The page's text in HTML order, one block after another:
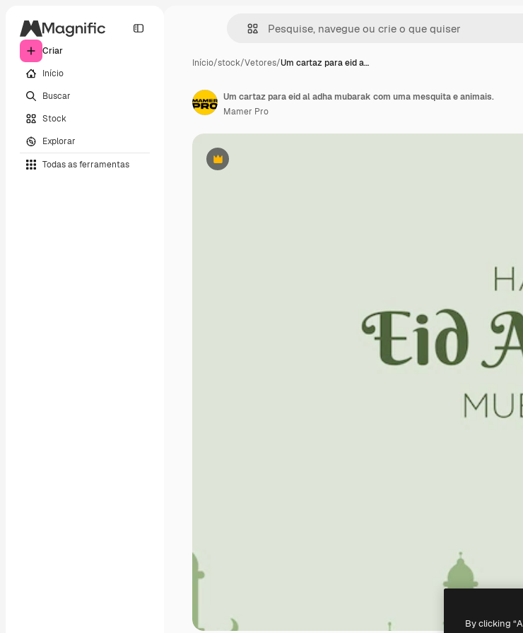
Criar
Início
Buscar
Stock
Explorar
Todas as ferramentas
Início/stock/Vetores/Um cartaz para eid a…
Premium
Um cartaz para eid al adha mubarak com uma mesquita e animais.
Mamer Pro
By clicking